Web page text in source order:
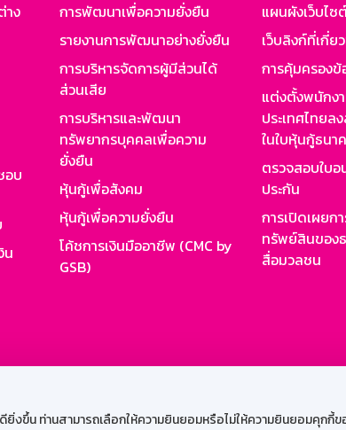
ขึ้น ท่านสามารถเลือกให้ความยินยอมหรือไม่ให้ความยินยอมคุกกี้ข
าง
อบ
น
การพัฒนาเพื่อความยั่งยืน
รายงานการพัฒนาอย่างยั่งยืน
การบริหารจัดการผู้มีส่วนได้
ส่วนเสีย
การบริหารและพัฒนา
ทรัพยากรบุคคลเพื่อความ
ยั่งยืน
หุ้นกู้เพื่อสังคม
หุ้นกู้เพื่อความยั่งยืน
โค้ชการเงินมืออาชีพ (CMC by
GSB)
แผนผังเว็บไซ
เว็บลิงก์ที่เกี่ย
การคุ้มครอง
แต่งตั้งพนักง
ประเทศไทยล
ในใบหุ้นกู้ธนา
ตรวจสอบใบ
ประกัน
การเปิดเผยก
ทรัพย์สินของ
สื่อมวลชน